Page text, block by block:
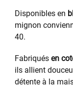
Disponibles en
mignon
40.
Fabriqués en
ils allient
détente à la